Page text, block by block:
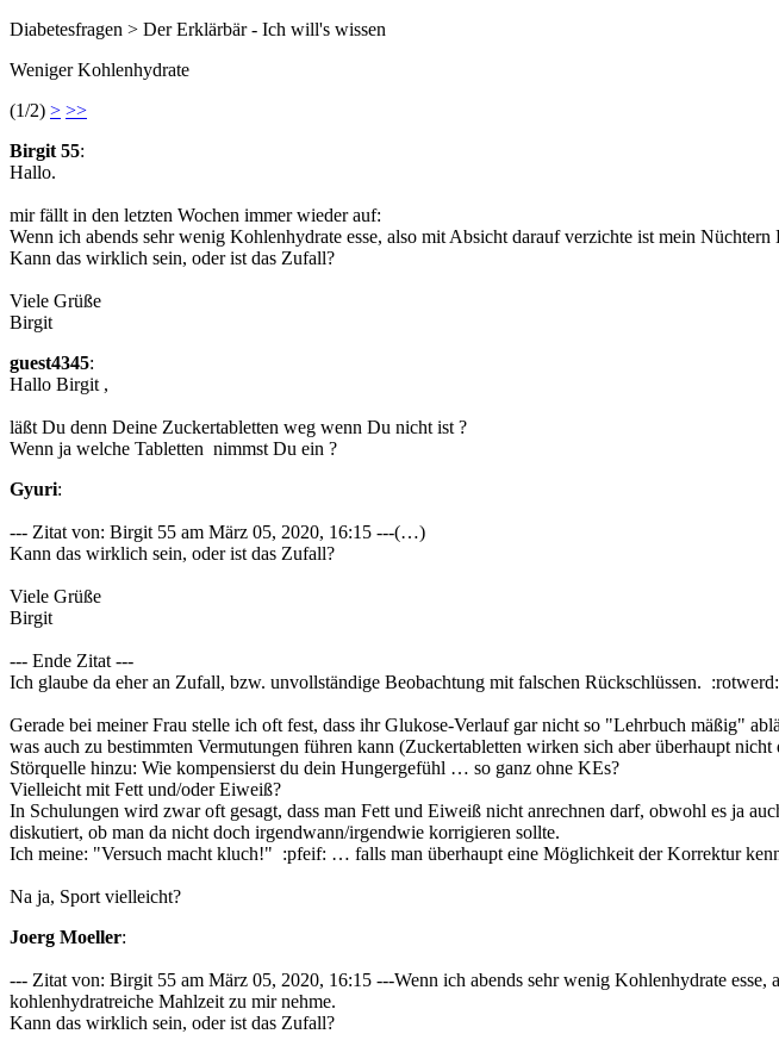
Diabetesfragen > Der Erklärbär - Ich will's wissen
Weniger Kohlenhydrate
(1/2) > >>
Birgit 55:
Hallo.
mir fällt in den letzten Wochen immer wieder auf:
Wenn ich abends sehr wenig Kohlenhydrate esse, also mit Absicht darauf verzichte ist mein
Kann das wirklich sein, oder ist das Zufall?
Viele Grüße
Birgit
guest4345:
Hallo Birgit ,
läßt Du denn Deine Zuckertabletten weg wenn Du nicht ist ?
Wenn ja welche Tabletten nimmst Du ein ?
Gyuri:
--- Zitat von: Birgit 55 am März 05, 2020, 16:15 ---(…)
Kann das wirklich sein, oder ist das Zufall?
Viele Grüße
Birgit
--- Ende Zitat ---
Ich glaube da eher an Zufall, bzw. unvollständige Beobachtung mit falschen Rückschlüssen. :rotwerd:
Gerade bei meiner Frau stelle ich oft fest, dass ihr Glukose-Verlauf gar nicht so "Lehrbuch mäßig"
was auch zu bestimmten Vermutungen führen kann (Zuckertabletten wirken sich aber überhaupt
Störquelle hinzu: Wie kompensierst du dein Hungergefühl … so ganz ohne KEs?
Vielleicht mit Fett und/oder Eiweiß?
In Schulungen wird zwar oft gesagt, dass man Fett und Eiweiß nicht anrechnen darf, obwohl es ja
diskutiert, ob man da nicht doch irgendwann/irgendwie korrigieren sollte.
Ich meine: "Versuch macht kluch!" :pfeif: … falls man überhaupt eine Möglichkeit der Korrektur
Na ja, Sport vielleicht?
Joerg Moeller:
--- Zitat von: Birgit 55 am März 05, 2020, 16:15 ---Wenn ich abends sehr wenig Kohlenhydrate
kohlenhydratreiche Mahlzeit zu mir nehme.
Kann das wirklich sein, oder ist das Zufall?